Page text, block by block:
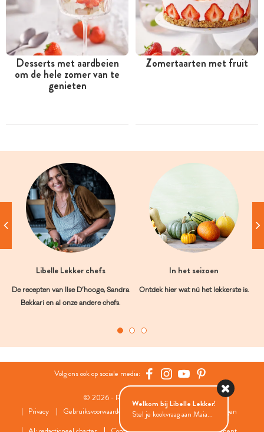
Desserts met aardbeien
om de hele zomer van te
genieten
Zomertaarten met fruit
Libelle Lekker chefs
De recepten van Ilse D’hooge, Sandra
Bekkari en al onze andere chefs.
In het seizoen
Ontdek hier wat nú het lekkerste is.
Volg ons ook op sociale media:
© 2026 - Roularta Media Group
Privacy
Gebruiksvoorwaarden Cookies
Cookies instellingen
Welkom bij Libelle Lekker!
Stel je kookvraag aan Maia...